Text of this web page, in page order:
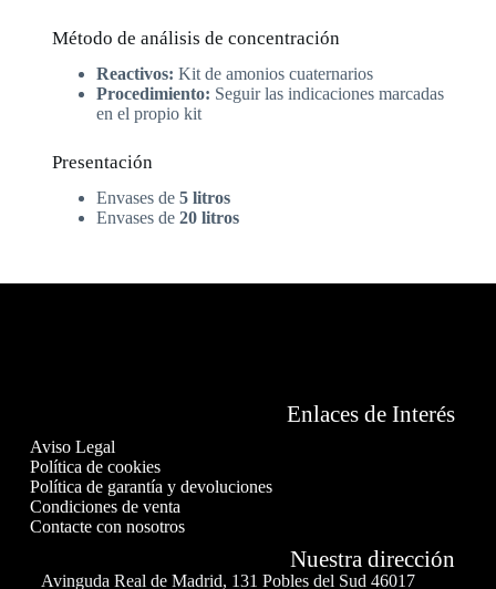
Método de análisis de concentración
Reactivos: Kit de amonios cuaternarios
Procedimiento: Seguir las indicaciones marcadas
en el propio kit
Presentación
Envases de 5 litros
Envases de 20 litros
Enlaces de Interés
Aviso Legal
Política de cookies
Política de garantía y devoluciones
Condiciones de venta
Contacte con nosotros
Nuestra dirección
Avinguda Real de Madrid, 131 Pobles del Sud 46017